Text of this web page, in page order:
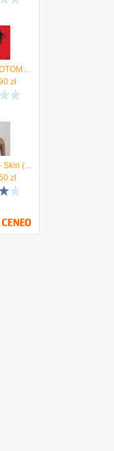
ROSALIA - MOTOMAMI + (2xWinyl)
zł
Joy Crookes - Skin (Winyl)
zł